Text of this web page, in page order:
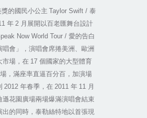
的國民小公主 Taylor Swift / 泰
年 2 月展開以百老匯舞台設計
Now World Tour / 愛的告白
唱會」，演唱會席捲美洲、歐洲
市場，在 17 個國家的大型體育
場，滿座率直逼百分百，加演場
2012 年春季，在 2011 年 11 月
遜花園廣場兩場爆滿演唱會結束
出的同時，泰勒絲特地以首張現